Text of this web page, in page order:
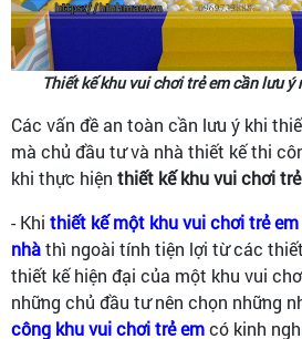
Thiết kế khu vui chơi trẻ em cần lưu
Các vấn đề an toàn cần lưu ý khi
mà chủ đầu tư và nhà thiết kế thi
khi thực hiện thiết kế khu vui chơi
- Khi thiết kế một khu vui chơi trẻ
nhàthì ngoài tính tiện lợi từ các
thiết kế hiện đại của một khu vui
những chủ đầu tư nên chọn những
công khu vui chơi trẻ emcó kinh